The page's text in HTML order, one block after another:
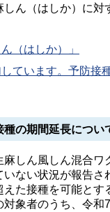
しん（はしか）に
（はしか）」
ています。予防接
の期間延長につい
麻しん風しん混合
ない状況が報告
えた接種を可能と
対象者のうち、令